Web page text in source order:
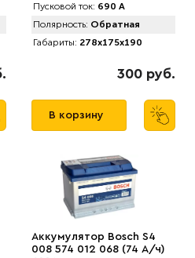
Пусковой ток: 690 А
Полярность: Обратная
Габариты: 278x175x190
300 руб.
В корзину
Аккумулятор Bosch S4
008 574 012 068 (74 А/ч)